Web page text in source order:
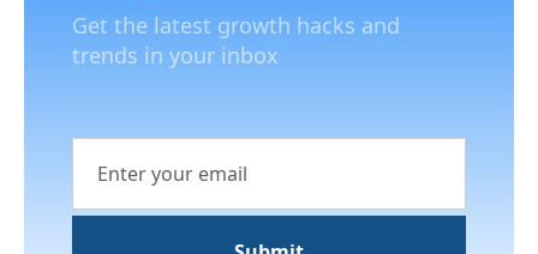
Get the latest growth hacks and
trends in your inbox